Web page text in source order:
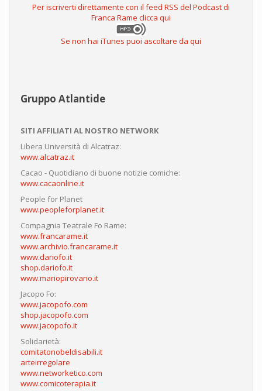
Per iscriverti direttamente con il feed RSS del Podcast di
Franca Rame clicca qui
Se non hai iTunes puoi ascoltare da qui
Gruppo Atlantide
SITI AFFILIATI AL NOSTRO NETWORK
Libera Università di Alcatraz:
www.alcatraz.it
Cacao - Quotidiano di buone notizie comiche:
www.cacaonline.it
People for Planet
www.peopleforplanet.it
Compagnia Teatrale Fo Rame:
www.francarame.it
www.archivio.francarame.it
www.dariofo.it
shop.dariofo.it
www.mariopirovano.it
Jacopo Fo:
www.jacopofo.com
shop.jacopofo.com
www.jacopofo.it
Solidarietà:
comitatonobeldisabili.it
arteirregolare
www.networketico.com
www.comicoterapia.it